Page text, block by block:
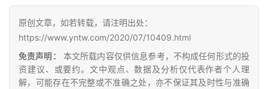
地
区
频
道
原创文章，如若转载，请注明出处：
https://www.yntw.com/2020/07/10409.html
免责声明：
本文所载内容仅供信息参考，不构成任何形式的投
资建议、或要约。文中观点、数据及分析仅代表作者个人理
解，可能存在不完整或不准确之处，亦不保证其及时性与准确